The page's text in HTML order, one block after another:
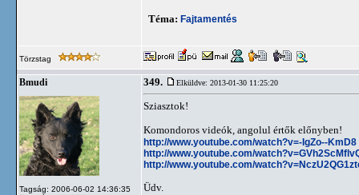
Téma: Fajtamentés
Törzstag
Bmudi
Tagság: 2006-06-02 14:36:35
349. Elküldve: 2013-01-30 11:25:20
Sziasztok!
Komondoros videók, angolul értők előnyben!
http://www.youtube.com/watch?v=-IgZo--KmD8
http://www.youtube.com/
http://www.youtube.com/
Üdv.